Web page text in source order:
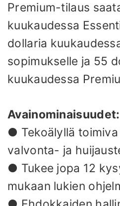
Premium-tilaus
kuukaudessa
dollaria
sopimukselle ja 55
kuukaudessa
Avainominaisuudet:
● Tekoälyllä
valvonta- ja
● Tukee jopa 12
mukaan lukien